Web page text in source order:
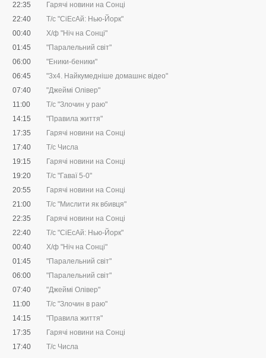
22:35
Гарячі новини на Сонці
22:40
Т/с "CіЕсАй: Нью-Йорк"
00:40
Х/ф "Ніч на Сонці"
01:45
"Паралельний світ"
06:00
"Еники-беники"
06:45
"3х4. Найкумедніше домашнє відео"
07:40
"Джеймі Олівер"
11:00
Т/с "Злочин у раю"
14:15
"Правила життя"
17:35
Гарячі новини на Сонці
17:40
Т/с Числа
19:15
Гарячі новини на Сонці
19:20
Т/с "Гаваї 5-0"
20:55
Гарячі новини на Сонці
21:00
Т/с "Мислити як вбивця"
22:35
Гарячі новини на Сонці
22:40
Т/с "CіЕсАй: Нью-Йорк"
00:40
Х/ф "Ніч на Сонці"
01:45
"Паралельний світ"
06:00
"Паралельний світ"
07:40
"Джеймі Олівер"
11:00
Т/с "Злочин в раю"
14:15
"Правила життя"
17:35
Гарячі новини на Сонці
17:40
Т/с Числа